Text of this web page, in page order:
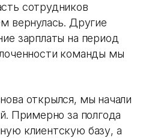
сотрудников
вернулась. Другие
зарплаты на период
команды мы
открылся, мы начали
Примерно за полгода
клиентскую базу, а